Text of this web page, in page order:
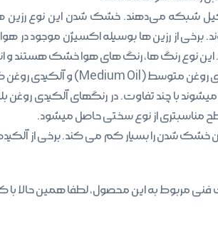
شبکه می‌دهند. خشک شدن این نوع رزین ها
برخی از رزین ها بوسیله اکسیژن
نوع رنگ ها، رنگ های هوا خشک هستند و
با چند تفاوت. در رنگهای آلکیدی روغن
مناسبتری از نوع سختی حاصل میشود.
خشک شدن را بسیار کم می کند. برخی از
فنی مربوط به این محصول، لطفا همین حالا